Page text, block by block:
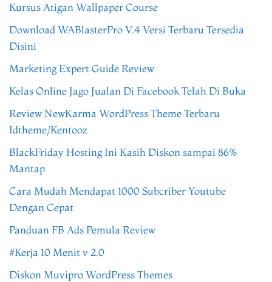
Kursus Atigan Wallpaper Course
Download WABlasterPro V.4 Versi Terbaru Tersedia
Disini
Marketing Expert Guide Review
Kelas Online Jago Jualan Di Facebook Telah Di Buka
Review NewKarma WordPress Theme Terbaru
Idtheme/Kentooz
BlackFriday Hosting Ini Kasih Diskon sampai 86%
Mantap
Cara Mudah Mendapat 1000 Subcriber Youtube
Dengan Cepat
Panduan FB Ads Pemula Review
#Kerja 10 Menit v 2.0
Diskon Muvipro WordPress Themes